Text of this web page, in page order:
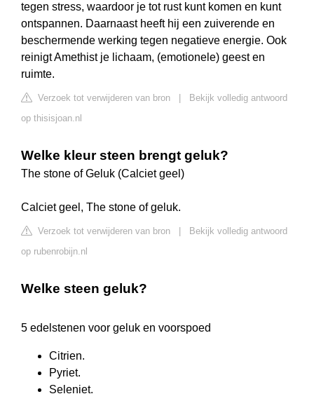
tegen stress, waardoor je tot rust kunt komen en kunt
ontspannen. Daarnaast heeft hij een zuiverende en
beschermende werking tegen negatieve energie. Ook
reinigt Amethist je lichaam, (emotionele) geest en
ruimte.
Verzoek tot verwijderen van bron
Bekijk volledig antwoord
op thisisjoan.nl
Welke kleur steen brengt geluk?
The stone of Geluk (Calciet geel)
Calciet geel, The stone of geluk.
Verzoek tot verwijderen van bron
Bekijk volledig antwoord
op rubenrobijn.nl
Welke steen geluk?
5 edelstenen voor geluk en voorspoed
Citrien.
Pyriet.
Seleniet.